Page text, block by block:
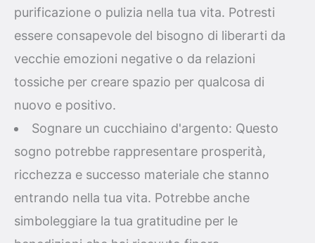
purificazione o pulizia nella tua vita. Potresti
essere consapevole del bisogno di liberarti da
vecchie emozioni negative o da relazioni
tossiche per creare spazio per qualcosa di
nuovo e positivo.
Sognare un cucchiaino d'argento: Questo
sogno potrebbe rappresentare prosperità,
ricchezza e successo materiale che stanno
entrando nella tua vita. Potrebbe anche
simboleggiare la tua gratitudine per le